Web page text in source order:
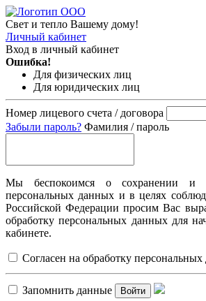
Свет и тепло Вашему дому!
Личный кабинет
Вход в личный кабинет
Ошибка!
Для физических лиц
Для юридических лиц
Номер лицевого счета / договора
Забыли пароль? Фамилия / пароль
Мы беспокоимся о сохранении и
персональных данных и в целях
Российской Федерации просим Вас
обработку персональных данных для
кабинете.
Согласен на обработку
Запомнить данные Войти